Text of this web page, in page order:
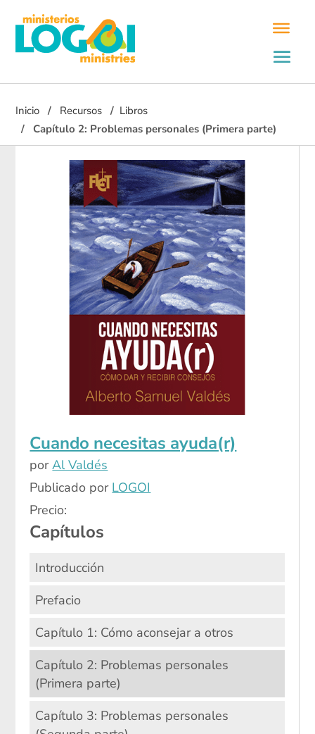
Inicio Recursos
Libros
Capítulo 2: Problemas personales (Primera parte)
Cuando necesitas ayuda(r)
porAl Valdés
Publicado por LOGOI
Precio:
Capítulos
Introducción
Prefacio
Capítulo 1: Cómo aconsejar a otros
Capítulo 2: Problemas personales
(Primera parte)
Capítulo 3: Problemas personales